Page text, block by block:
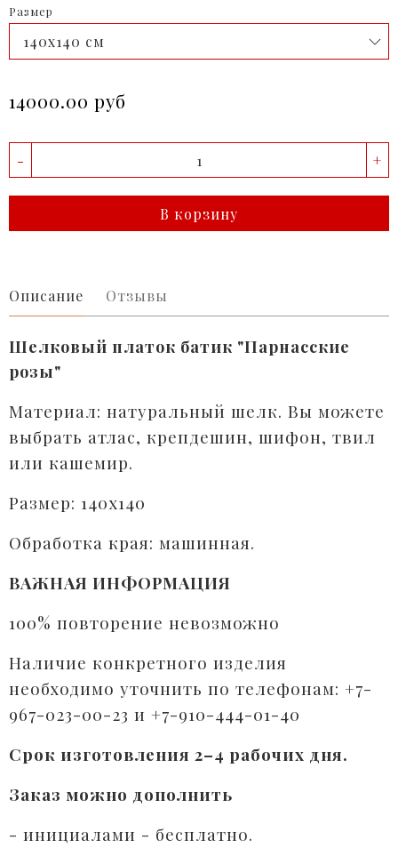
Размер
14000.00 руб
- +
В корзину
Описание Отзывы
Шелковый платок батик "Парнасские
розы"
Материал: натуральный шелк. Вы можете
выбрать атлас, крепдешин, шифон, твил
или кашемир.
Размер: 140х140
Обработка края: машинная.
ВАЖНАЯ ИНФОРМАЦИЯ
100% повторение невозможно
Наличие конкретного изделия
необходимо уточнить по телефонам: +7-
967-023-00-23 и +7-910-444-01-40
Срок изготовления 2–4 рабочих дня.
Заказ можно дополнить
- инициалами - бесплатно.⠀